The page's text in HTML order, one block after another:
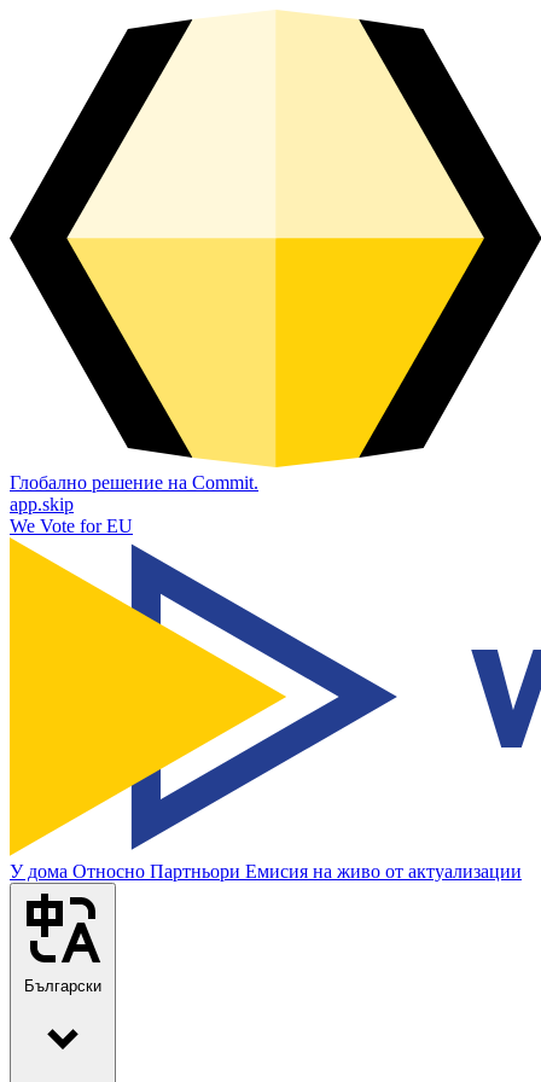
Глобално решение на Commit.
app.skip
We Vote for EU
У дома Относно Партньори Емисия на живо от актуализации
Български